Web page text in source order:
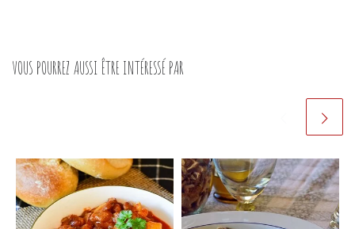
VOUS POURREZ AUSSI ÊTRE INTÉRESSÉ PAR